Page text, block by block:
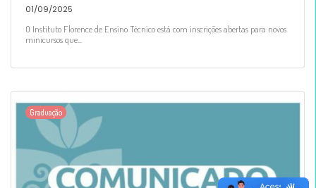
01/09/2025
O Instituto Florence de Ensino Técnico está com inscrições abertas para novos
minicursos que...
Graduação